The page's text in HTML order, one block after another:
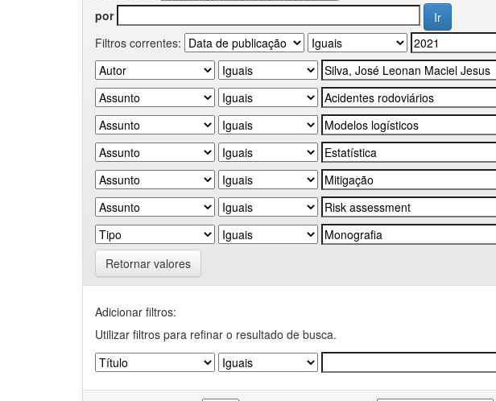
por
Filtros correntes:
Retornar valores
Adicionar filtros:
Utilizar filtros para refinar o resultado de busca.